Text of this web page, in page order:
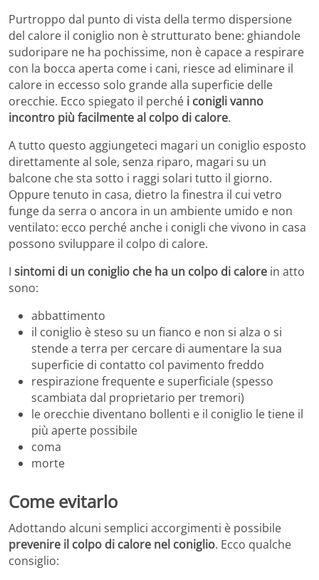
Purtroppo dal punto di vista della termo dispersione
del calore il coniglio non è strutturato bene: ghiandole
sudoripare ne ha pochissime, non è capace a respirare
con la bocca aperta come i cani, riesce ad eliminare il
calore in eccesso solo grande alla superficie delle
orecchie. Ecco spiegato il perché i conigli vanno
incontro più facilmente al colpo di calore.
A tutto questo aggiungeteci magari un coniglio esposto
direttamente al sole, senza riparo, magari su un
balcone che sta sotto i raggi solari tutto il giorno.
Oppure tenuto in casa, dietro la finestra il cui vetro
funge da serra o ancora in un ambiente umido e non
ventilato: ecco perché anche i conigli che vivono in casa
possono sviluppare il colpo di calore.
I sintomi di un coniglio che ha un colpo di calore in atto
sono:
abbattimento
il coniglio è steso su un fianco e non si alza o si
stende a terra per cercare di aumentare la sua
superficie di contatto col pavimento freddo
respirazione frequente e superficiale (spesso
scambiata dal proprietario per tremori)
le orecchie diventano bollenti e il coniglio le tiene il
più aperte possibile
coma
morte
Come evitarlo
Adottando alcuni semplici accorgimenti è possibile
prevenire il colpo di calore nel coniglio. Ecco qualche
consiglio: